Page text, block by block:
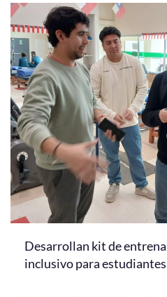
Desarrollan kit de
inclusivo para